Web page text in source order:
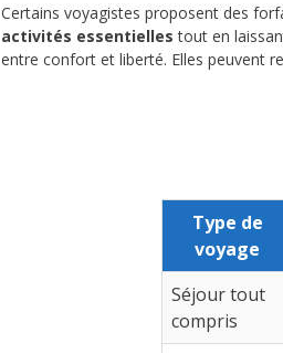
Certains voyagistes proposent des
activités essentielles tout en
entre confort et liberté. Elles peuvent
Type de
voyage
Séjour tout
compris